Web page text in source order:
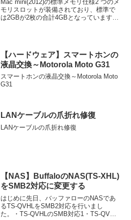
Mac mini(2012)の標準メモリ仕様2 つのメ
モリスロットが装備されており、標準で
は2GBが2枚の合計4GBとなっています。
【ハードウェア】スマートホンの
液晶交換～Motorola Moto G31
スマートホンの液晶交換～Motorola Moto
G31
LANケーブルの爪折れ修復
LANケーブルの爪折れ修復
【NAS】BuffaloのNAS(TS-XHL)
をSMB2対応に変更する
はじめに先日、バッファローのNASであ
るTS-QVHLをSMB2対応を行いまし
た。・TS-QVHLのSMB対応1・TS-QVHL